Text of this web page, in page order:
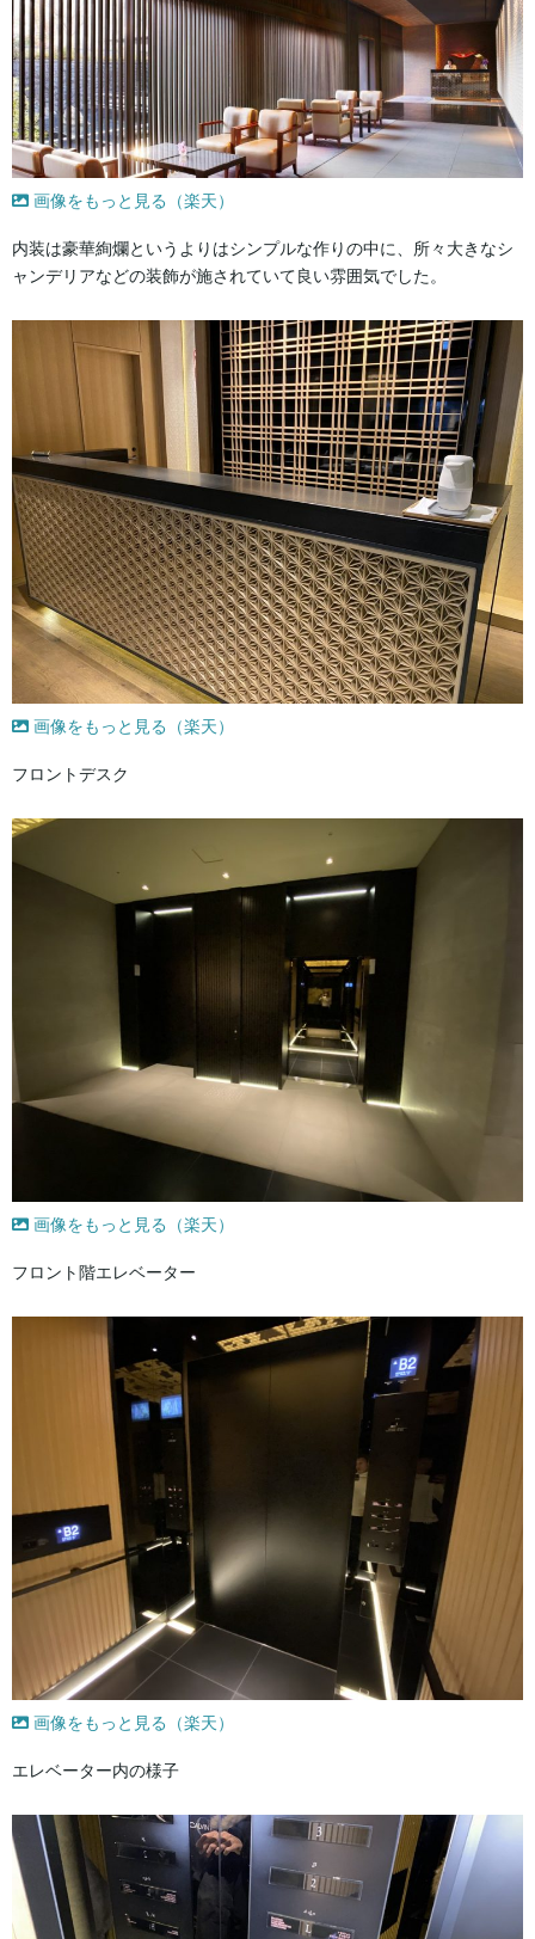
画像をもっと見る（楽天）
内装は豪華絢爛というよりはシンプルな作りの中に、所々大きなシ
ャンデリアなどの装飾が施されていて良い雰囲気でした。
画像をもっと見る（楽天）
フロントデスク
画像をもっと見る（楽天）
フロント階エレベーター
画像をもっと見る（楽天）
エレベーター内の様子